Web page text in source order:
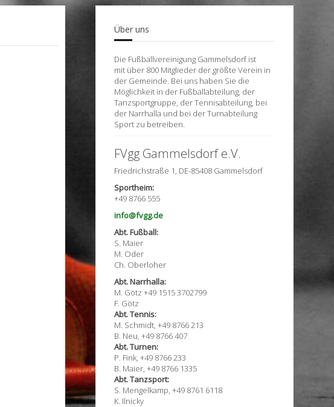
Über uns
Die Fußballvereinigung Gammelsdorf ist
mit über 800 Mitglieder der größte Verein in
der Gemeinde. Bei uns haben Sie die
Möglichkeit in der Fußballabteilung, der
Tanzsportgruppe, der Tennisabteilung, bei
der Narrhalla und bei der Turnabteilung
Sport zu betreiben.
FVgg Gammelsdorf e.V.
Friedrichstraße 1, DE-85408 Gammelsdorf
Sportheim:
+49 8766 555
info@fvgg.de
Abt. Fußball:
S. Maier
M. Oder
Ch. Oberloher
Abt. Narrhalla:
M. Götz +49 1515 3702799
F. Götz
Abt. Tennis:
M. Schmidt, +49 8766 213
B. Neu, +49 8766 407
Abt. Turnen:
P. Fink, +49 8766 233
B. Maier, +49 8766 1335
Abt. Tanzsport:
S. Mengelkamp, +49 8761 6118
K. Ilnicky